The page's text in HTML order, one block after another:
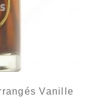
Vanille